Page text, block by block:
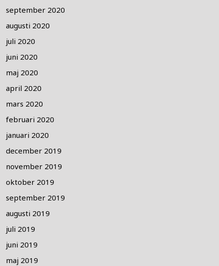
september 2020
augusti 2020
juli 2020
juni 2020
maj 2020
april 2020
mars 2020
februari 2020
januari 2020
december 2019
november 2019
oktober 2019
september 2019
augusti 2019
juli 2019
juni 2019
maj 2019